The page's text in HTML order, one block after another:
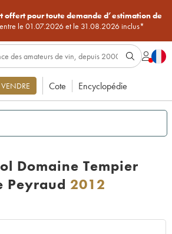
offert pour toute demande d’estimation de
le 01.07.2026 et le 31.08.2026 inclus*
VENDRE Cote Encyclopédie
Domaine Tempier
Peyraud 2012